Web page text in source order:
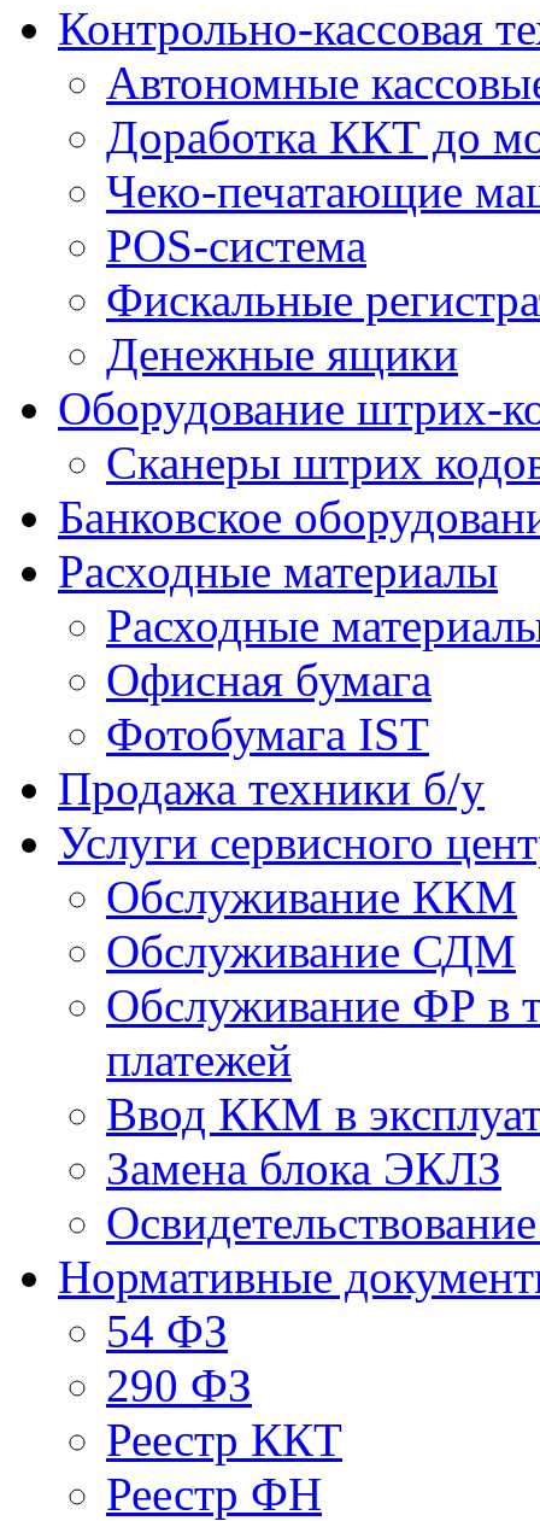
Контрольно-кассовая
Автономные
Доработка ККТ до
Чеко-печатающие
POS-система
Фискальные
Денежные ящики
Оборудование штрих-
Сканеры штрих
Банковское
Расходные материалы
Расходные
Офисная бумага
Фотобумага IST
Продажа техники б/у
Услуги сервисного
Обслуживание ККМ
Обслуживание СДМ
Обслуживание ФР в
платежей
Ввод ККМ в
Замена блока ЭКЛЗ
Нормативные
54 ФЗ
290 ФЗ
Реестр ККТ
Реестр ФН